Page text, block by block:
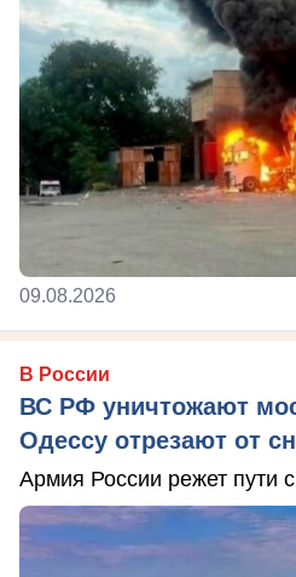
09.08.2026
В России
ВС РФ уничтожают
Одессу отрезают от
Армия России режет пути